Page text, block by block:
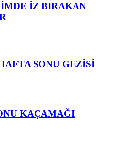
İZ BIRAKAN
SONU GEZİSİ
KAÇAMAĞI